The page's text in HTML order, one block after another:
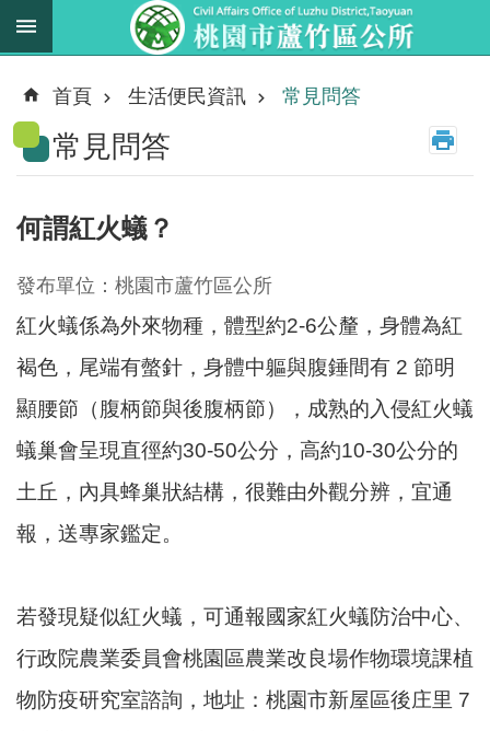
跳到主要內容區塊
新
消
息
務
職
法
規
資
進
搜
尋
蘆
竹
區
介
紹
首頁 生活便民資訊 常見問答
常見問答
何謂紅火蟻？
發布單位：桃園市蘆竹區公所
紅火蟻係為外來物種，體型約2-6公釐，身體為紅
褐色，尾端有螫針，身體中軀與腹錘間有 2 節明
顯腰節（腹柄節與後腹柄節），成熟的入侵紅火蟻
蟻巢會呈現直徑約30-50公分，高約10-30公分的
土丘，內具蜂巢狀結構，很難由外觀分辨，宜通
報，送專家鑑定。
若發現疑似紅火蟻，可通報國家紅火蟻防治中心、
行政院農業委員會桃園區農業改良場作物環境課植
物防疫研究室諮詢，地址：桃園市新屋區後庄里 7